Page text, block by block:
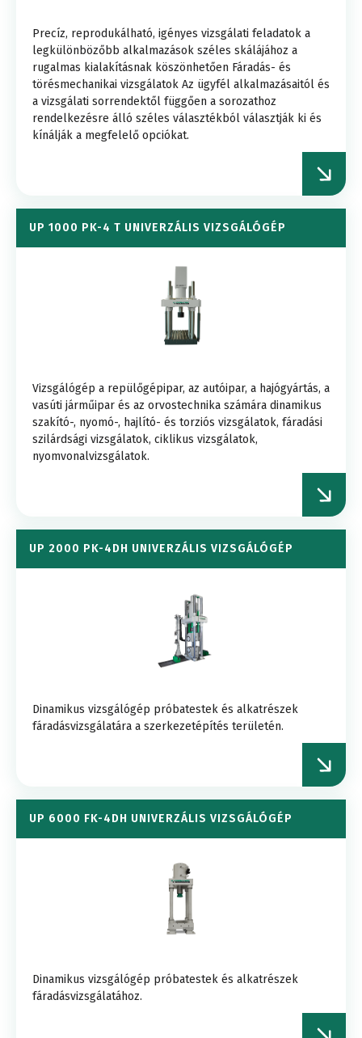
Precíz, reprodukálható, igényes vizsgálati feladatok a
legkülönbözőbb alkalmazások széles skálájához a
rugalmas kialakításnak köszönhetően Fáradás- és
törésmechanikai vizsgálatok Az ügyfél alkalmazásaitól és
a vizsgálati sorrendektől függően a sorozathoz
rendelkezésre álló széles választékból választják ki és
kínálják a megfelelő opciókat.
UP 1000 PK-4 T UNIVERZÁLIS VIZSGÁLÓGÉP
Vizsgálógép a repülőgépipar, az autóipar, a hajógyártás, a
vasúti járműipar és az orvostechnika számára dinamikus
szakító-, nyomó-, hajlító- és torziós vizsgálatok, fáradási
szilárdsági vizsgálatok, ciklikus vizsgálatok,
nyomvonalvizsgálatok.
UP 2000 PK-4DH UNIVERZÁLIS VIZSGÁLÓGÉP
Dinamikus vizsgálógép próbatestek és alkatrészek
fáradásvizsgálatára a szerkezetépítés területén.
UP 6000 FK-4DH UNIVERZÁLIS VIZSGÁLÓGÉP
Dinamikus vizsgálógép próbatestek és alkatrészek
fáradásvizsgálatához.